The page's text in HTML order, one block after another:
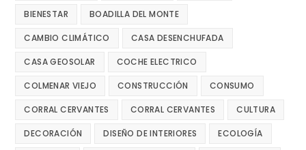
BIENESTAR BOADILLA DEL MONTE
CAMBIO CLIMÁTICO CASA DESENCHUFADA
CASA GEOSOLAR COCHE ELECTRICO
COLMENAR VIEJO CONSTRUCCIÓN CONSUMO
CORRAL CERVANTES CORRAL CERVANTES CULTURA
DECORACIÓN DISEÑO DE INTERIORES ECOLOGÍA